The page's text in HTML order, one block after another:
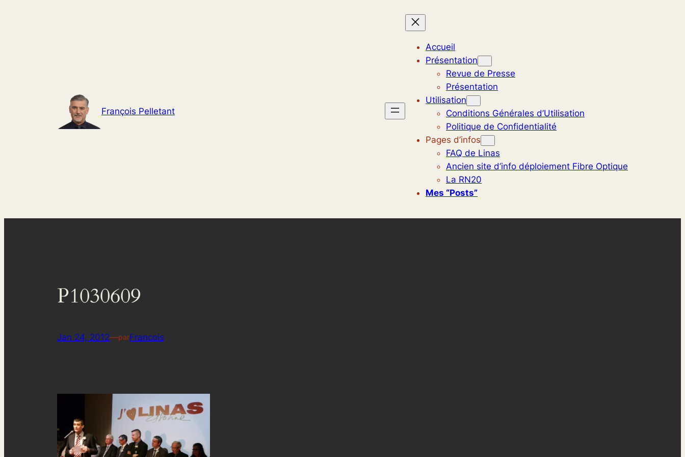
François Pelletant
Accueil
Présentation
Revue de Presse
Présentation
Utilisation
Conditions Générales d’Utilisation
Politique de Confidentialité
Pages d’infos
FAQ de Linas
Ancien site d’info déploiement Fibre Optique
La RN20
Mes “posts”
P1030609
Jan 24, 2012—parFrancois